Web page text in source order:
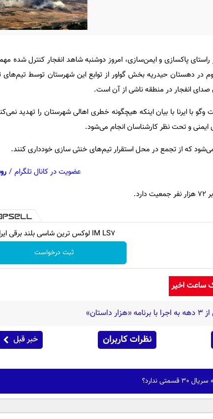
راستای پاکسازی و ایمن‌سازی، امروز دوشنبه شاهد انفجار کنترل شده
در دهستان حیدریه بخش گواور از توابع این شهرستان توسط
انفجار در منطقه ناشی از آن است.
با ایرنا با بیان اینکه هیچگونه خطری اهالی شهرستان را تهدید
ایمنی و تحت نظر کارشناسان انجام می‌شود.
که از تجمع در محل استقرار تیم‌های خنثی سازی خودداری کنند.
عضویت در کانال تلگرام /
IM LS7 لوکس ترین شاسی بلند برقی ایران
ثبت درخواست
ساعت اخیر
نظرات کاربران خبر قبل
ندارد؟